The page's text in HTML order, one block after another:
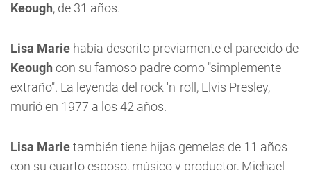
Keough, de 31 años.
Lisa Marie había descrito previamente el parecido de
Keough con su famoso padre como "simplemente
extraño". La leyenda del rock 'n' roll, Elvis Presley,
murió en 1977 a los 42 años.
Lisa Marietambién tiene hijas gemelas de 11 años
con su cuarto esposo, músico y productor, Michael